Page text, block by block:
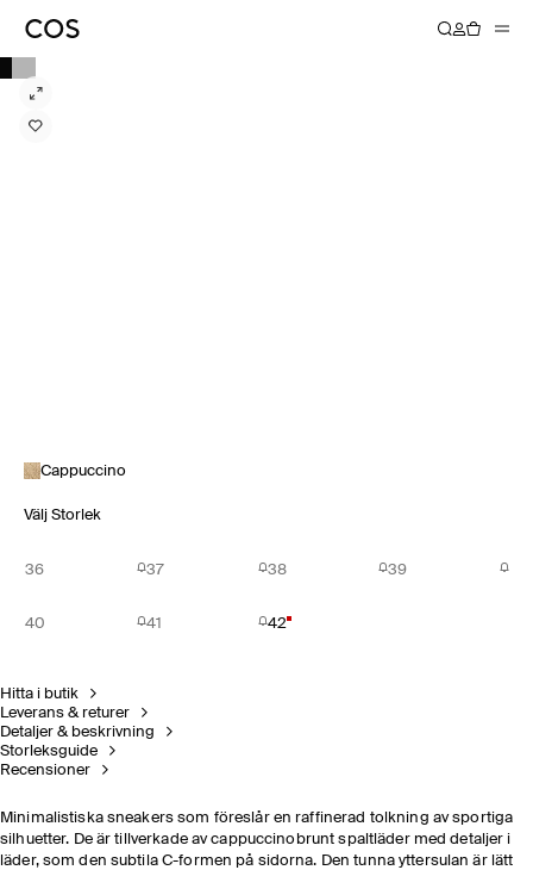
Cappuccino
Välj Storlek
36 37 38 39
40 41 42
Hitta i butik
Leverans & returer
Detaljer & beskrivning
Storleksguide
Recensioner
Minimalistiska sneakers som föreslår en raffinerad tolkning av sportiga
silhuetter. De är tillverkade av cappuccinobrunt spaltläder med detaljer i
läder, som den subtila C-formen på sidorna. Den tunna yttersulan är lätt